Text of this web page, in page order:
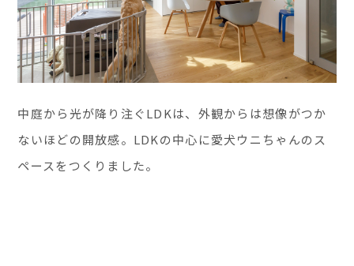
中庭から光が降り注ぐLDKは、外観からは想像がつか
ないほどの開放感。LDKの中心に愛犬ウニちゃんのス
ペースをつくりました。